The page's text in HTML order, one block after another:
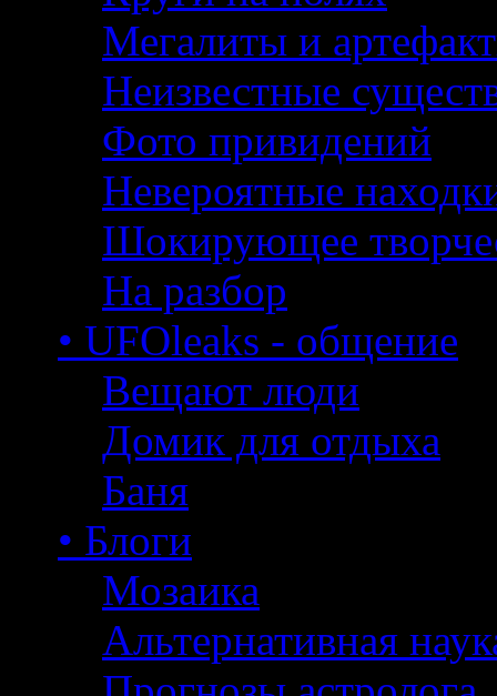
Мегалиты и
Неизвестные
Фото привидений
Невероятные
Шокирующее
На разбор
• UFOleaks - общение
Вещают люди
Домик для отдыха
Баня
• Блоги
Мозаика
Альтернативная